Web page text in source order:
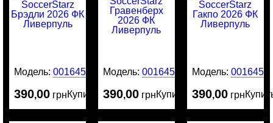
Модель:0016455
390,00 грнКупить
Модель:0016454
390,00 грнКупить
Модель: 0016453
390,00 грн